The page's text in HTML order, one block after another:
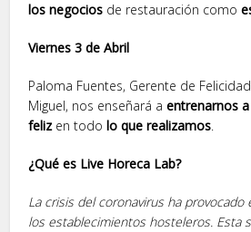
los negocios de restauración como
Viernes 3 de Abril
Paloma Fuentes, Gerente de
Miguel, nos enseñará aentrenarnos
feliz en todo lo que realizamos.
¿Qué es Live Horeca Lab?
La crisis del coronavirus ha
los establecimientos hosteleros. Esta